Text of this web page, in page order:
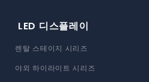
LED 디스플레이
렌탈 스테이지 시리즈
야외 하이라이트 시리즈